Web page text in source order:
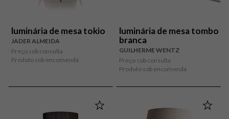
luminária de mesa tokio
JADER ALMEIDA
Preço sob consulta
Produto sob encomenda
luminária de mesa tombo
branca
GUILHERME WENTZ
Preço sob consulta
Produto sob encomenda